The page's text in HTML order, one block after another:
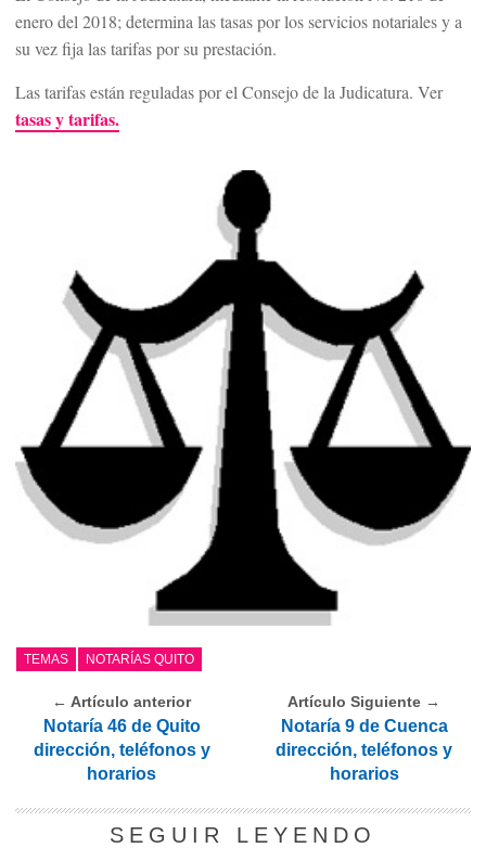
enero del 2018; determina las tasas por los servicios notariales y a
su vez fija las tarifas por su prestación.
Las tarifas están reguladas por el Consejo de la Judicatura. Ver
tasas y tarifas.
TEMAS NOTARÍAS QUITO
← Artículo anterior
Notaría 46 de Quito
dirección, teléfonos y
horarios
Artículo Siguiente →
Notaría 9 de Cuenca
dirección, teléfonos y
horarios
SEGUIR LEYENDO